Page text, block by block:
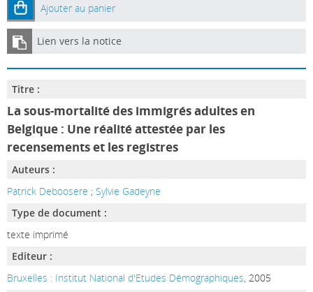
Ajouter au panier
Lien vers la notice
Titre :
La sous-mortalité des immigrés adultes en
Belgique : Une réalité attestée par les
recensements et les registres
Auteurs :
Patrick Deboosere ; Sylvie Gadeyne
Type de document :
texte imprimé
Editeur :
Bruxelles : Institut National d'Etudes Démographiques, 2005